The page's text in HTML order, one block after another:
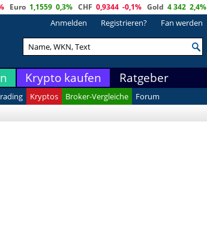
Euro 1,1559 0,3% CHF 0,9344 -0,1% Gold 4 342 2,4%
Anmelden Registrieren? Fan werden
Krypto kaufen Ratgeber
Kryptos Broker-Vergleiche
Forum